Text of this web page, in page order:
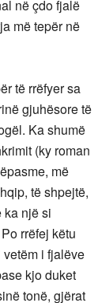
në çdo fjalë
më tepër në
të rrëfyer sa
gjuhësore të
Ka shumë
(ky roman
më
të shpejtë,
ka një si
rrëfej këtu
i fjalëve
kjo duket
tonë, gjërat